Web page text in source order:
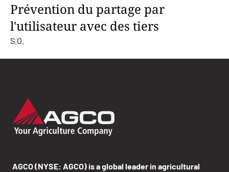
Prévention du partage par
l'utilisateur avec des tiers
S.O.
AGCO (NYSE: AGCO) is a global leader in agricultural